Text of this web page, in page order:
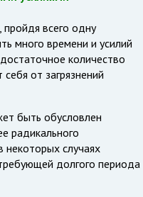
всего одну
много времени и усилий
количество
от загрязнений
быть обусловлен
радикального
случаях
долгого периода